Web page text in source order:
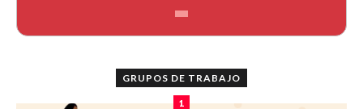
GRUPOS DE TRABAJO
1